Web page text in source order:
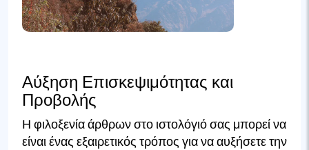
Αύξηση Επισκεψιμότητας και
Προβολής
Η φιλοξενία άρθρων στο ιστολόγιό σας μπορεί να
είναι ένας εξαιρετικός τρόπος για να αυξήσετε την